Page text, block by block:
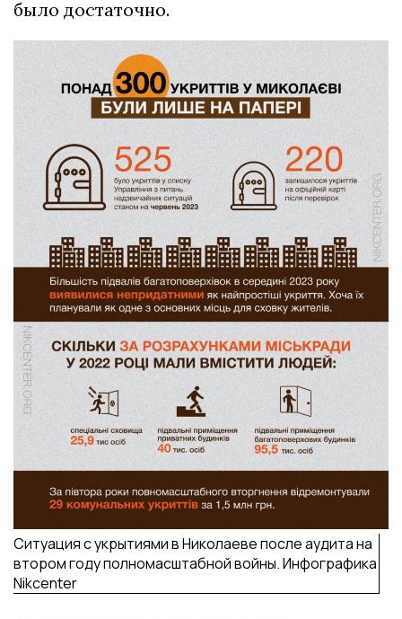
было достаточно.
Ситуация с укрытиями в Николаеве после аудита на
втором году полномасштабной войны. Инфографика
Nikcenter